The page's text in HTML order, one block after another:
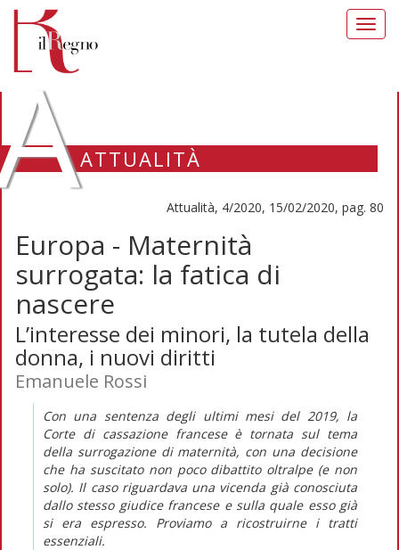
ATTUALITÀ
Attualità, 4/2020, 15/02/2020, pag. 80
Europa - Maternità
surrogata: la fatica di
nascere
L’interesse dei minori, la tutela della
donna, i nuovi diritti
Emanuele Rossi
Con una sentenza degli ultimi mesi del 2019, la
Corte di cassazione francese è tornata sul tema
della surrogazione di maternità, con una decisione
che ha suscitato non poco dibattito oltralpe (e non
solo). Il caso riguardava una vicenda già conosciuta
dallo stesso giudice francese e sulla quale esso già
si era espresso. Proviamo a ricostruirne i tratti
essenziali.